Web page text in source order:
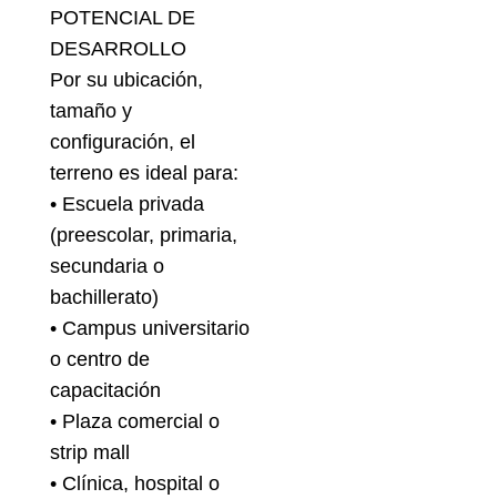
POTENCIAL DE
DESARROLLO
Por su ubicación,
tamaño y
configuración, el
terreno es ideal para:
• Escuela privada
(preescolar, primaria,
secundaria o
bachillerato)
• Campus universitario
o centro de
capacitación
• Plaza comercial o
strip mall
• Clínica, hospital o